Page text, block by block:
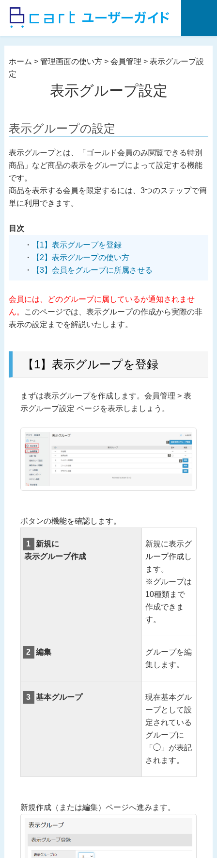
ホーム > 管理画面の使い方> 会員管理 > 表示グループ設
定
表示グループ設定
表示グループの設定
表示グループとは、「ゴールド会員のみ閲覧できる特別
商品」など商品の表示をグループによって設定する機能
です。
商品を表示する会員を限定するには、3つのステップで簡
単に利用できます。
目次
【1】表示グループを登録
【2】表示グループの使い方
【3】会員をグループに所属させる
会員には、どのグループに属しているか通知されませ
ん。
このページでは、表示グループの作成から実際の非
表示の設定までを解説いたします。
【1】表示グループを登録
まずは表示グループを作成します。会員管理 > 表
示グループ設定 ページを表示しましょう。
ボタンの機能を確認します。
1
新規に
表示グループ作成
新規に表示グ
ループ作成し
ます。
※グループは
10種類まで
作成できま
す。
2 編集
グループを編
集します。
3 基本グループ
現在基本グル
ープとして設
定されている
グループに
「◯」が表記
されます。
新規作成（または編集）ページへ進みます。